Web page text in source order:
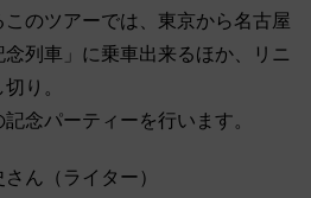
のツアーでは、東京から名古屋
列車」に乗車出来るほか、リニ
り。
念パーティーを行います。
ん（ライター）